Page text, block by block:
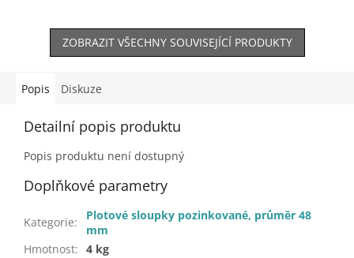
ZOBRAZIT VŠECHNY SOUVISEJÍCÍ PRODUKTY
Popis Diskuze
Detailní popis produktu
Popis produktu není dostupný
Doplňkové parametry
Kategorie:
Plotové sloupky pozinkované, průměr 48
mm
Hmotnost: 4 kg